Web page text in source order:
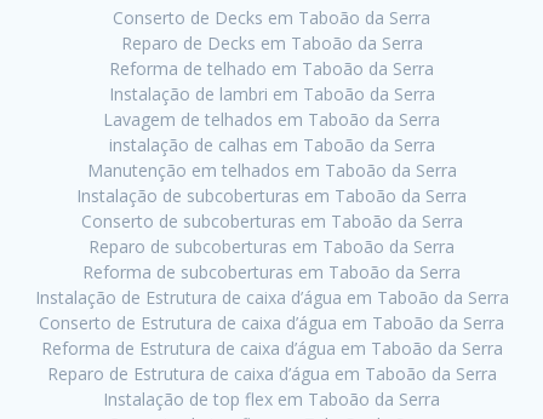
Conserto de Decks em Taboão da Serra
Reparo de Decks em Taboão da Serra
Reforma de telhado em Taboão da Serra
Instalação de lambri em Taboão da Serra
Lavagem de telhados em Taboão da Serra
instalação de calhas em Taboão da Serra
Manutenção em telhados em Taboão da Serra
Instalação de subcoberturas em Taboão da Serra
Conserto de subcoberturas em Taboão da Serra
Reparo de subcoberturas em Taboão da Serra
Reforma de subcoberturas em Taboão da Serra
Instalação de Estrutura de caixa d’água em Taboão da Serra
Conserto de Estrutura de caixa d’água em Taboão da Serra
Reforma de Estrutura de caixa d’água em Taboão da Serra
Reparo de Estrutura de caixa d’água em Taboão da Serra
Instalação de top flex em Taboão da Serra